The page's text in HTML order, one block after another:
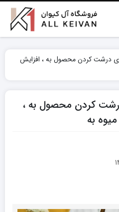
درشت کردن محصول به ، افزایش
کردن محصول به ،
به